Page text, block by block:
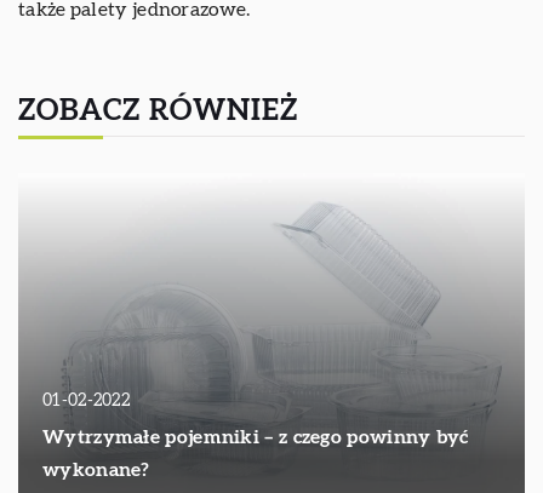
także palety jednorazowe.
ZOBACZ RÓWNIEŻ
01-02-2022
Wytrzymałe pojemniki – z czego powinny być
wykonane?